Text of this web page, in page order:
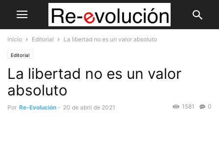
Inicio Editorial La libertad no es un valor absoluto
Editorial
La libertad no es un valor
absoluto
Por Re-Evolución - 20 de abril de 2021 0
1581